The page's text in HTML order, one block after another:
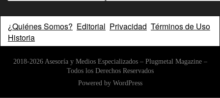
¿Quiénes Somos? Editorial Privacidad Términos de Uso
Historia
2018-2026 Asesoría y Medios Especializados – Plugmetal Magazine –
Todos los Derechos Reservados
Powered by WordPress